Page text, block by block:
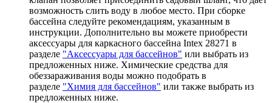
возможность слить воду в любое место. При сборке
бассейна следуйте рекомендациям, указанным в
инструкции. Дополнительно вы можете приобрести
аксессуары для каркасного бассейна Intex 28271 в
разделе "Аксессуары для бассейнов" или выбрать из
предложенных ниже. Химические средства для
обеззараживания воды можно подобрать в
разделе "Химия для бассейнов" или также выбрать из
предложенных ниже.